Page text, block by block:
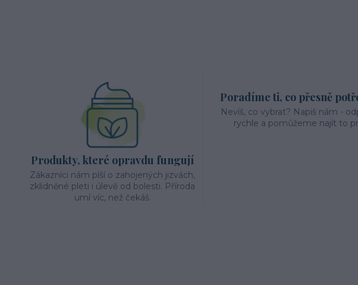
Produkty, které opravdu fungují
Zákazníci nám píší o zahojených jizvách,
zklidněné pleti i úlevě od bolesti. Příroda
umí víc, než čekáš.
Poradíme ti, co přesně
Nevíš, co vybrat? Napiš nám -
rychle a pomůžeme najít to